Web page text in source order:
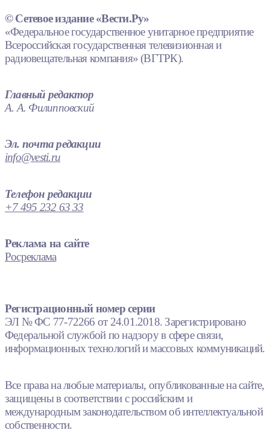
© Сетевое издание «Вести.Ру»
«Федеральное государственное унитарное предприятие
Всероссийская государственная телевизионная и
радиовещательная компания» (ВГТРК).
Главный редактор
А. А. Филипповский
Эл. почта редакции
info@vesti.ru
Телефон редакции
+7 495 232 63 33
Реклама на сайте
Росреклама
Регистрационный номер серии
ЭЛ № ФС 77-72266 от 24.01.2018. Зарегистрировано
Федеральной службой по надзору в сфере связи,
информационных технологий и массовых коммуникаций.
Все права на любые материалы, опубликованные на сайте,
защищены в соответствии с российским и
международным законодательством об интеллектуальной
собственности.